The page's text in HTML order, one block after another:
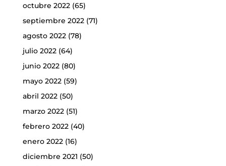
octubre 2022(65)
septiembre 2022(71)
agosto 2022(78)
julio 2022(64)
junio 2022(80)
mayo 2022(59)
abril 2022(50)
marzo 2022(51)
febrero 2022(40)
enero 2022(16)
diciembre 2021 (50)